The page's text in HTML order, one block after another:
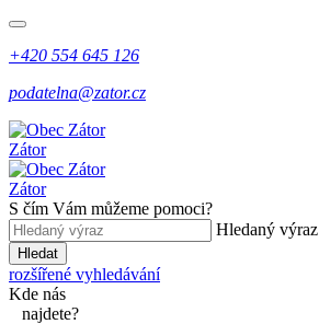
+420 554 645 126
podatelna@zator.cz
Zátor
Zátor
S čím Vám můžeme pomoci?
Hledaný výraz
Hledat
rozšířené vyhledávání
Kde nás
najdete?